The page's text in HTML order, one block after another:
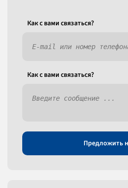
Как c вами связаться?
Как c вами связаться?
Предложить